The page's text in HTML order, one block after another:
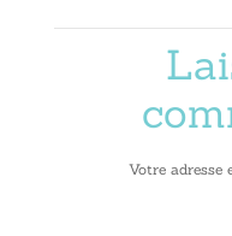
Votre adresse